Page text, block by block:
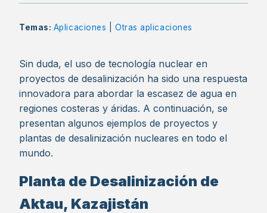
Temas: Aplicaciones Otras aplicaciones
Sin duda, el uso de tecnología nuclear en
proyectos de desalinización ha sido una respuesta
innovadora para abordar la escasez de agua en
regiones costeras y áridas. A continuación, se
presentan algunos ejemplos de proyectos y
plantas de desalinización nucleares en todo el
mundo.
Planta de Desalinización de
Aktau, Kazajistán